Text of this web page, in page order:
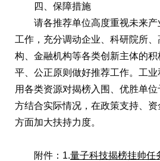
四、保障措施
请各推荐单位高度重视未来
工作，充分调动企业、科研院所
构、金融机构等各类创新主体的
平、公正原则做好推荐工作。工业
用各类资源对揭榜入围、优胜单
方结合实际情况，在政策支持、
方面加大扶持力度。
附件：1.量子科技揭榜挂帅任